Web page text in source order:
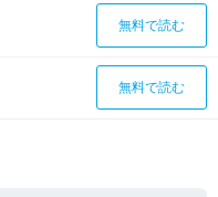
無料で読む
無料で読む